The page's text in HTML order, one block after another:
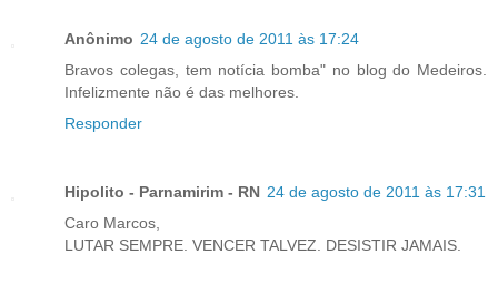
Anônimo 24 de agosto de 2011 às 17:24
Bravos colegas, tem notícia bomba" no blog do Medeiros.
Infelizmente não é das melhores.
Responder
Hipolito - Parnamirim - RN 24 de agosto de 2011 às 17:31
Caro Marcos,
LUTAR SEMPRE. VENCER TALVEZ. DESISTIR JAMAIS.